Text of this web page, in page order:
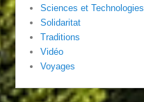
Sciences et Technologies
Solidaritat
Traditions
Vidéo
Voyages